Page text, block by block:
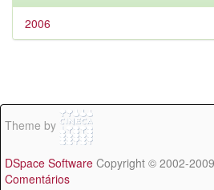
2006
Theme by
DSpace Software Copyright © 2002-
Comentários